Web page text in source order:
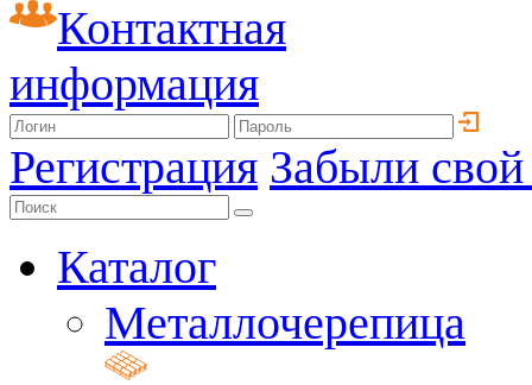
Контактная
информация
Регистрация Забыли
Каталог
Металлочерепица